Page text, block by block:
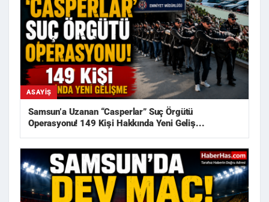
ASAYIŞ
Samsun’a Uzanan “Casperlar” Suç Örgütü
Operasyonu! 149 Kişi Hakkında Yeni Geliş...